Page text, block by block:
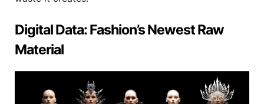
Digital Data: Fashion’s Newest Raw
Material